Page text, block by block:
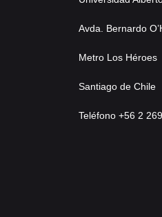
Avda. Bernardo
Metro Los Héroes
Santiago de Chile
Teléfono +56 2